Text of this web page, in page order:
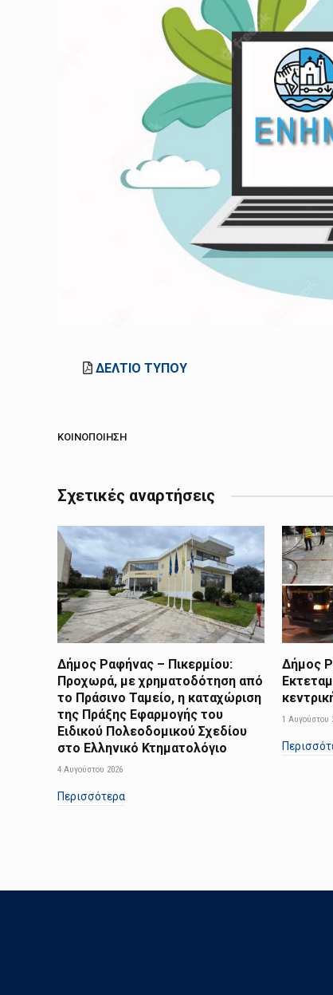
ΔΕΛΤΙΟ ΤΥΠΟΥ
ΚΟΙΝΟΠΟΊΗΣΗ
Σχετικές αναρτήσεις
Δήμος Ραφήνας – Πικερμίου:
Προχωρά, με χρηματοδότηση από
το Πράσινο Ταμείο, η καταχώριση
της Πράξης Εφαρμογής του
Ειδικού Πολεοδομικού Σχεδίου
στο Ελληνικό Κτηματολόγιο
4 Αυγούστου 2026
Περισσότερα
Δήμος
1 Αυγούστου